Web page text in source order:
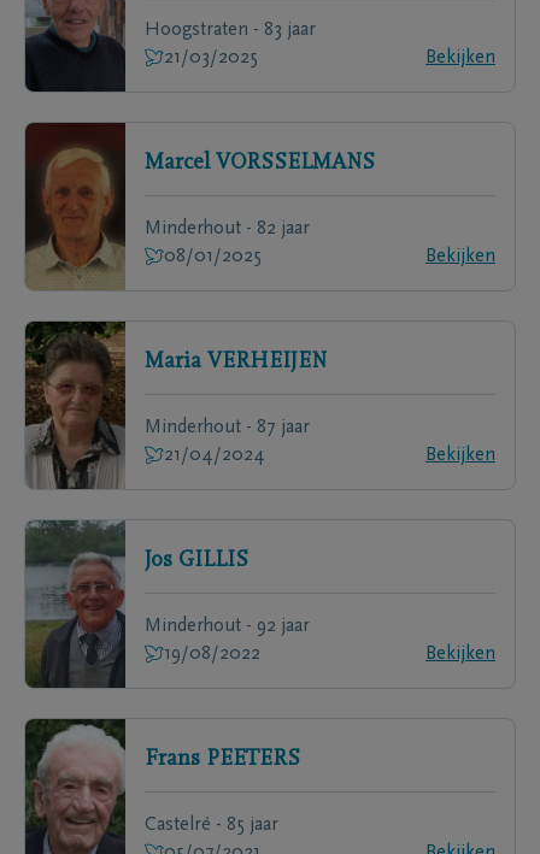
Hoogstraten - 83 jaar
21/03/2025
Bekijken
Marcel VORSSELMANS
Minderhout - 82 jaar
08/01/2025
Bekijken
Maria VERHEIJEN
Minderhout - 87 jaar
21/04/2024
Bekijken
Jos GILLIS
Minderhout - 92 jaar
19/08/2022
Bekijken
Frans PEETERS
Castelré - 85 jaar